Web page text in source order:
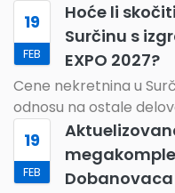
19
FEB
Hoće li
Surčinu s
EXPO 2027?
Cene nekretnina u
odnosu na ostale
19
FEB